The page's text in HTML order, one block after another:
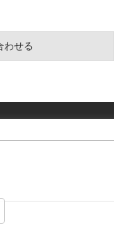
わせる